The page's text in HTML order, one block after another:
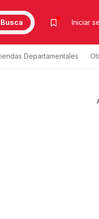
Busca Iniciar
Departamentales